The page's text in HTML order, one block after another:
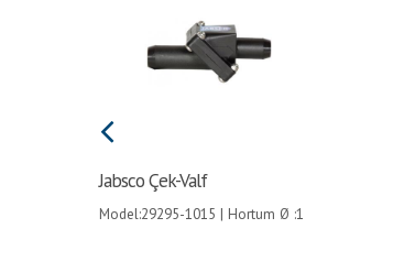
Jabsco Çek-Valf
Model:29295-1015 | Hortum Ø :1